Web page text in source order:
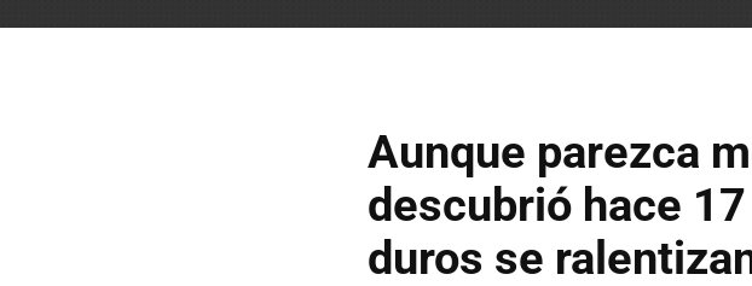
Aunque parezca
descubrió hace
duros se